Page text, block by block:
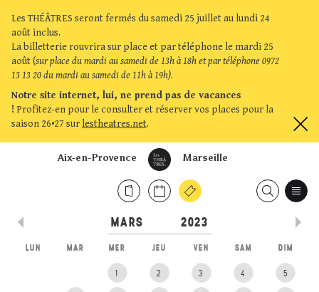
Les THÉÂTRES seront fermés du samedi 25 juillet au lundi 24
août inclus.
La billetterie rouvrira sur place et par téléphone le mardi 25
août (sur place du mardi au samedi de 13h à 18h et par téléphone 0972
13 13 20 du mardi au samedi de 11h à 19h).
Notre site internet, lui, ne prend pas de vacances
! Profitez-en pour le consulter et réserver vos places pour la
saison 26•27 sur lestheatres.net.
Marseille
Aix-en-Provence
LUN MAR MER JEU VEN SAM DIM
1 2 3 4 5